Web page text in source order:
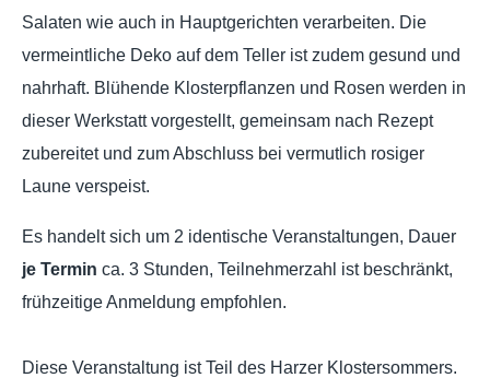
Salaten wie auch in Hauptgerichten verarbeiten. Die
vermeintliche Deko auf dem Teller ist zudem gesund und
nahrhaft. Blühende Klosterpflanzen und Rosen werden in
dieser Werkstatt vorgestellt, gemeinsam nach Rezept
zubereitet und zum Abschluss bei vermutlich rosiger
Laune verspeist.
Es handelt sich um 2 identische Veranstaltungen, Dauer
je Termin ca. 3 Stunden, Teilnehmerzahl ist beschränkt,
frühzeitige Anmeldung empfohlen.
Diese Veranstaltung ist Teil des Harzer Klostersommers.